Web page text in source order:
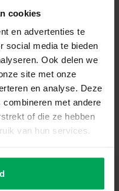
cookies
en advertenties te
social media te bieden
Ook delen we
site met onze
en analyse. Deze
met andere
of die ze hebben
van hun services.
ouvrables
Neem contact met ons